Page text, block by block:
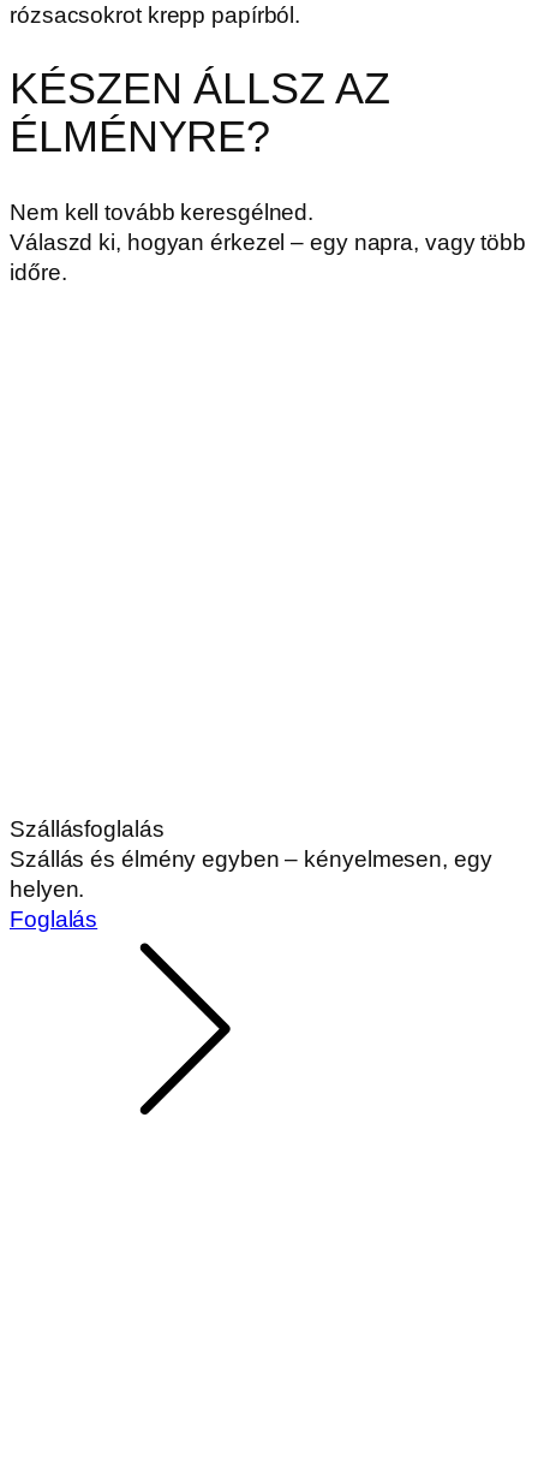
rózsacsokrot krepp papírból.
KÉSZEN ÁLLSZ AZ
ÉLMÉNYRE?
Nem kell tovább keresgélned.
Válaszd ki, hogyan érkezel – egy napra, vagy több
időre.
Szállásfoglalás
Szállás és élmény egyben – kényelmesen, egy
helyen.
Foglalás